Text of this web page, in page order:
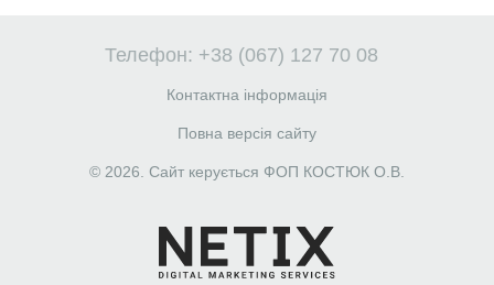
Телефон: +38 (067) 127 70 08
Контактна інформація
Повна версія сайту
© 2026. Сайт керується ФОП КОСТЮК О.В.